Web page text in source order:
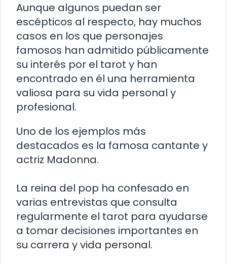
Aunque algunos puedan ser
escépticos al respecto, hay muchos
casos en los que personajes
famosos han admitido públicamente
su interés por el tarot y han
encontrado en él una herramienta
valiosa para su vida personal y
profesional.
Uno de los ejemplos más
destacados es la famosa cantante y
actriz Madonna.
La reina del pop ha confesado en
varias entrevistas que consulta
regularmente el tarot para ayudarse
a tomar decisiones importantes en
su carrera y vida personal.